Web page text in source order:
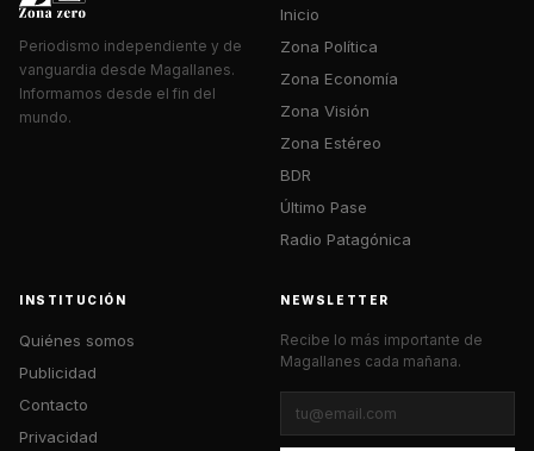
Periodismo independiente y de
vanguardia desde Magallanes.
Informamos desde el fin del
mundo.
Inicio
Zona Política
Zona Economía
Zona Visión
Zona Estéreo
BDR
Último Pase
Radio Patagónica
INSTITUCIÓN
Quiénes somos
Publicidad
Contacto
Privacidad
NEWSLETTER
Recibe lo más importante de
Magallanes cada mañana.